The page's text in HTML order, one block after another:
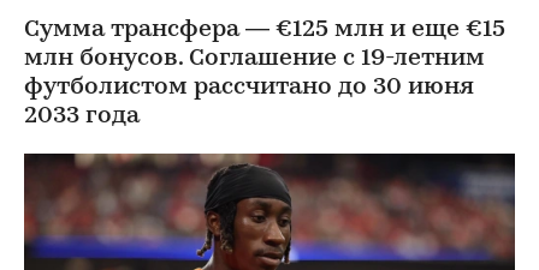
Сумма трансфера — €125 млн и еще €15
млн бонусов. Соглашение с 19-летним
футболистом рассчитано до 30 июня
2033 года